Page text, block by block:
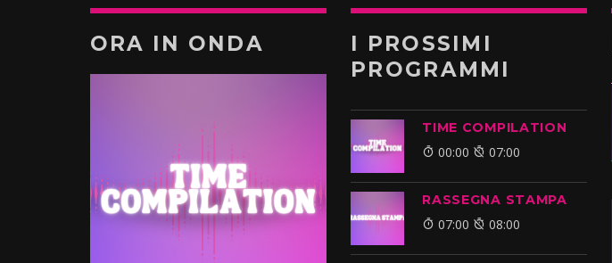
ORA IN ONDA
I PROSSIMI
PROGRAMMI
TIME COMPILATION
00:00 07:00
RASSEGNA STAMPA
07:00 08:00